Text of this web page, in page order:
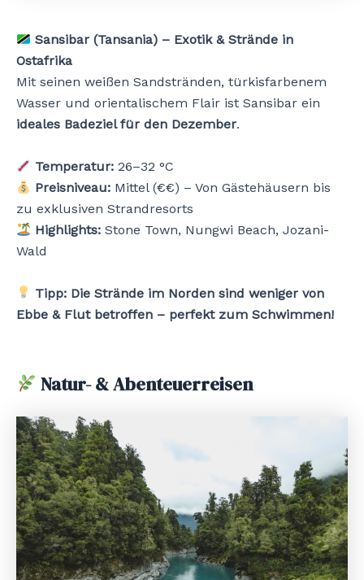
Sansibar (Tansania) – Exotik & Strände in
Ostafrika
Mit seinen weißen Sandstränden, türkisfarbenem
Wasser und orientalischem Flair ist Sansibar ein
ideales Badeziel für den Dezember.
Temperatur: 26–32 °C
Preisniveau: Mittel (€€) – Von Gästehäusern bis
zu exklusiven Strandresorts
Highlights: Stone Town, Nungwi Beach, Jozani-
Wald
Tipp: Die Strände im Norden sind weniger von
Ebbe & Flut betroffen – perfekt zum Schwimmen!
Natur- & Abenteuerreisen